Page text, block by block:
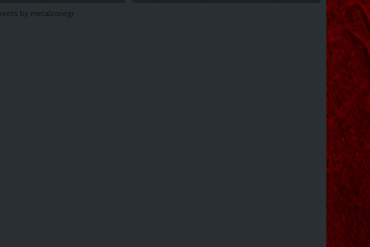
by metalzonegr